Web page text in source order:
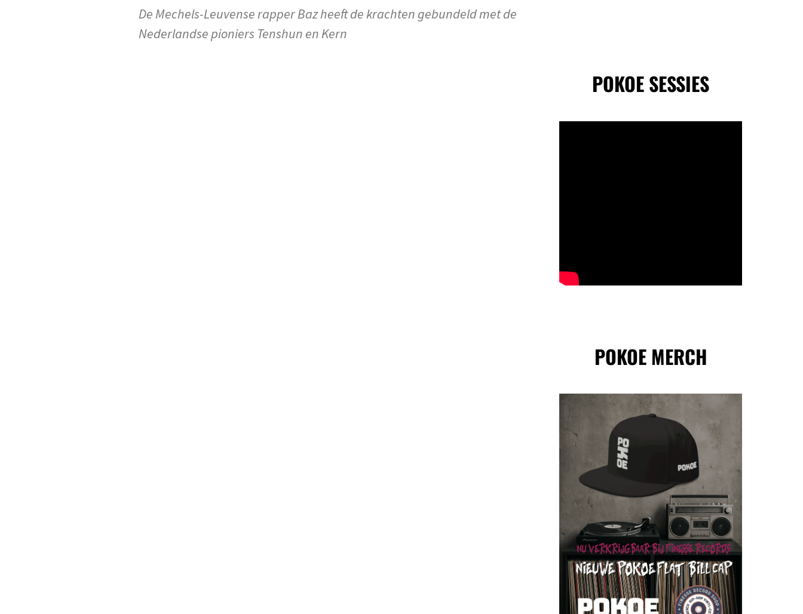
De Mechels-Leuvense rapper Baz heeft de krachten gebundeld met de
Nederlandse pioniers Tenshun en Kern
POKOE SESSIES
POKOE MERCH